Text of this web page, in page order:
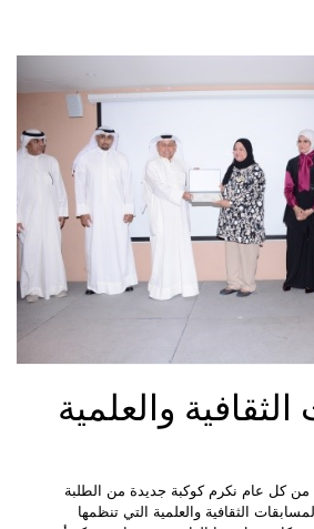
والعلمية
من كل عام نكرم كوكبة جديدة من الطلبة
الثقافية والعلمية التي تنظمها